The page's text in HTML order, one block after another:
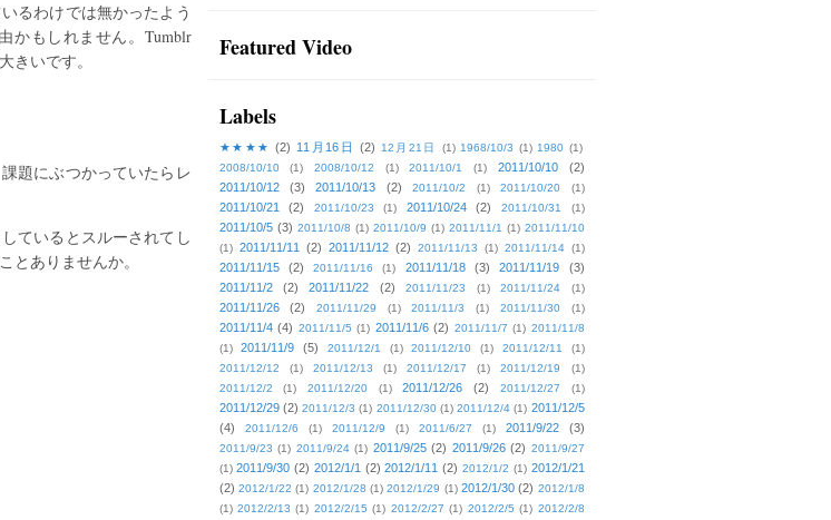
るわけでは無かったよう
かもしれません。Tumblr
きいです。
題にぶつかっていたらレ
ているとスルーされてし
とありませんか。
Featured Video
Labels
★★★★ (2) 11月16日 (2) 12月21日 (1) 1968/10/3 (1) 1980 (1)
2008/10/10
(1) 2008/10/12 (1) 2011/10/1 (1) 2011/10/10
(2)
2011/10/12
(3) 2011/10/13 (2) 2011/10/2 (1) 2011/10/20 (1)
2011/10/21 (2) 2011/10/23 (1) 2011/10/24 (2) 2011/10/31 (1)
2011/10/5 (3) 2011/10/8 (1) 2011/10/9 (1) 2011/11/1 (1) 2011/11/10
(1) 2011/11/11 (2) 2011/11/12 (2) 2011/11/13 (1) 2011/11/14 (1)
2011/11/15 (2) 2011/11/16 (1) 2011/11/18 (3) 2011/11/19
(3)
2011/11/2
(2) 2011/11/22 (2) 2011/11/23 (1) 2011/11/24 (1)
2011/11/26 (2) 2011/11/29 (1) 2011/11/3 (1) 2011/11/30 (1)
2011/11/4 (4) 2011/11/5 (1) 2011/11/6 (2) 2011/11/7 (1) 2011/11/8
(1)
2011/11/9 (5) 2011/12/1 (1) 2011/12/10 (1) 2011/12/11
(1)
2011/12/12
(1) 2011/12/13 (1) 2011/12/17 (1) 2011/12/19
(1)
2011/12/2
(1) 2011/12/20 (1) 2011/12/26 (2) 2011/12/27 (1)
2011/12/29 (2) 2011/12/3 (1) 2011/12/30 (1) 2011/12/4 (1) 2011/12/5
(4)
2011/12/6 (1) 2011/12/9 (1) 2011/6/27 (1) 2011/9/22 (3)
2011/9/23 (1) 2011/9/24 (1) 2011/9/25 (2) 2011/9/26 (2) 2011/9/27
(1) 2011/9/30 (2) 2012/1/1 (2) 2012/1/11 (2) 2012/1/2 (1) 2012/1/21
(2) 2012/1/22 (1) 2012/1/28 (1) 2012/1/29 (1) 2012/1/30 (2) 2012/1/8
(1) 2012/2/13 (1) 2012/2/15 (1) 2012/2/27 (1) 2012/2/5 (1) 2012/2/8